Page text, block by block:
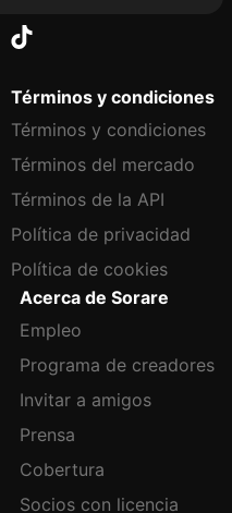
Términos y condiciones
Términos y condiciones
Términos del mercado
Términos de la API
Política de privacidad
Política de cookies
Acerca de Sorare
Empleo
Programa de creadores
Invitar a amigos
Prensa
Cobertura
Socios con licencia